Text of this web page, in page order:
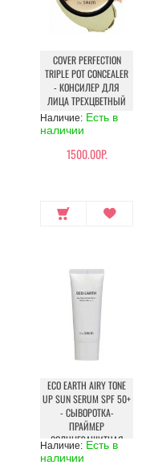
COVER PERFECTION
TRIPLE POT CONCEALER
- КОНСИЛЕР ДЛЯ
ЛИЦА ТРЕХЦВЕТНЫЙ
Наличие: Есть в
наличии
1500.00Р.
ECO EARTH AIRY TONE
UP SUN SERUM SPF 50+
- СЫВОРОТКА-
ПРАЙМЕР
СОЛНЦЕЗАЩИТНАЯ
Наличие: Есть в
наличии